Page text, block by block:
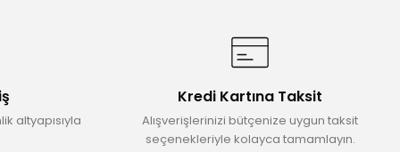
altyapısıyla
Kredi Kartına Taksit
Alışverişlerinizi bütçenize uygun taksit
seçenekleriyle kolayca tamamlayın.